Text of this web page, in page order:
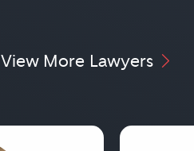
View More Lawyers